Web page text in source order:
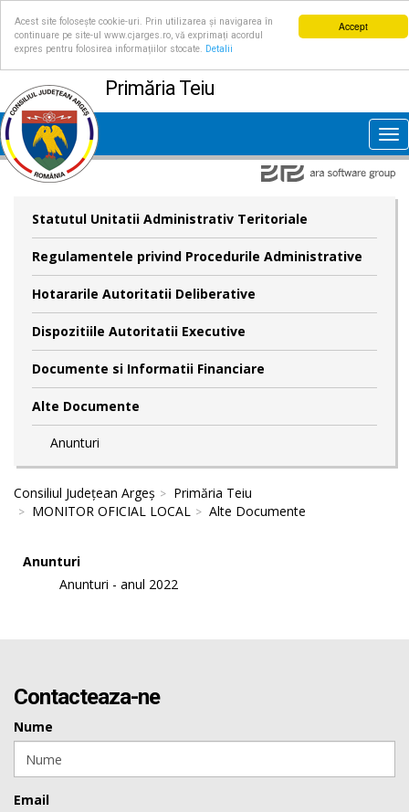
Accept
Acest site folosește cookie-uri. Prin utilizarea și navigarea în
continuare pe site-ul www.cjarges.ro, vă exprimați acordul
expres pentru folosirea informațiilor stocate.
Detalii
Primăria Teiu
Statutul Unitatii Administrativ Teritoriale
Regulamentele privind Procedurile Administrative
Hotararile Autoritatii Deliberative
Dispozitiile Autoritatii Executive
Documente si Informatii Financiare
Alte Documente
Anunturi
Consiliul Județean Argeș
Primăria Teiu
MONITOR OFICIAL LOCAL
Alte Documente
Anunturi
Anunturi - anul 2022
Contacteaza-ne
Nume
Email